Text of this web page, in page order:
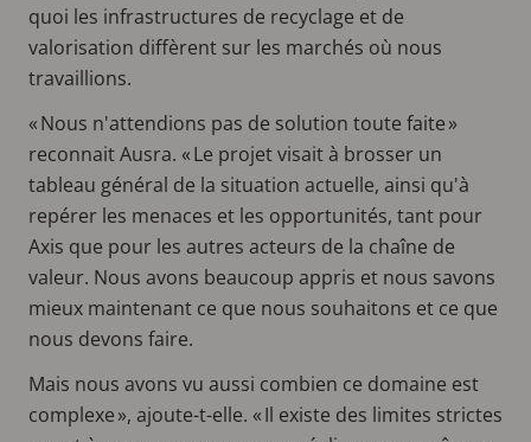
quoi les infrastructures de recyclage et de
valorisation diffèrent sur les marchés où nous
travaillions.
« Nous n'attendions pas de solution toute faite »
reconnait Ausra. « Le projet visait à brosser un
tableau général de la situation actuelle, ainsi qu'à
repérer les menaces et les opportunités, tant pour
Axis que pour les autres acteurs de la chaîne de
valeur. Nous avons beaucoup appris et nous savons
mieux maintenant ce que nous souhaitons et ce que
nous devons faire.
Mais nous avons vu aussi combien ce domaine est
complexe », ajoute-t-elle. « Il existe des limites strictes